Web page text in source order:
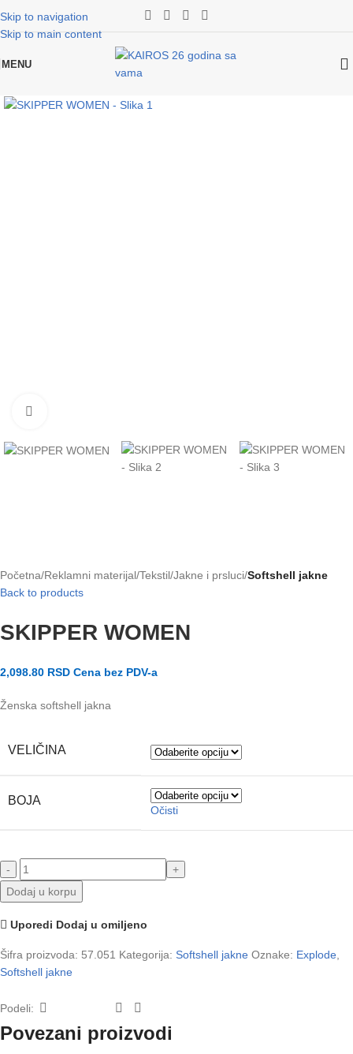
Skip to navigation
Skip to main content
MENU
Početna Reklamni materijal Tekstil Jakne i prsluci Softshell jakne
Back to products
SKIPPER WOMEN
2,098.80 RSD Cena bez PDV-a
Ženska softshell jakna
VELIČINA
BOJA
Očisti
Dodaj u korpu
Uporedi Dodaj u omiljeno
Šifra proizvoda: 57.051 Kategorija: Softshell jakne Oznake: Explode,
Softshell jakne
Podeli:
Povezani proizvodi